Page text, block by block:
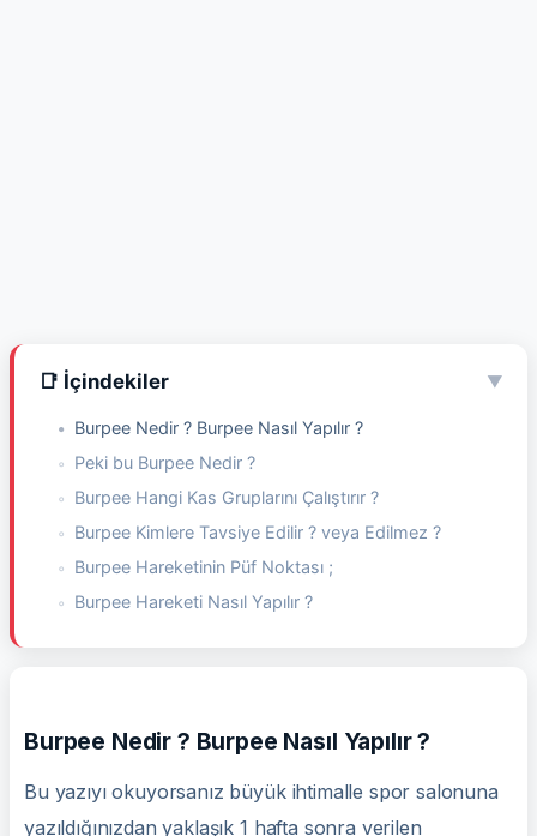
📑 İçindekiler ▼
Burpee Nedir ? Burpee Nasıl Yapılır ?
Peki bu Burpee Nedir ?
Burpee Hangi Kas Gruplarını Çalıştırır ?
Burpee Kimlere Tavsiye Edilir ? veya Edilmez ?
Burpee Hareketinin Püf Noktası ;
Burpee Hareketi Nasıl Yapılır ?
Burpee Nedir ? Burpee Nasıl Yapılır ?
Bu yazıyı okuyorsanız büyük ihtimalle spor salonuna
yazıldığınızdan yaklaşık 1 hafta sonra verilen